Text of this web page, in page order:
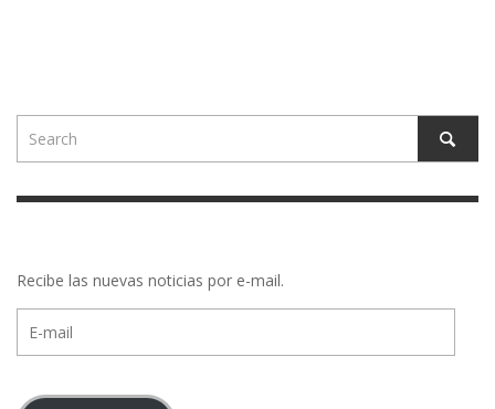
Recibe las nuevas noticias por e-mail.
mail